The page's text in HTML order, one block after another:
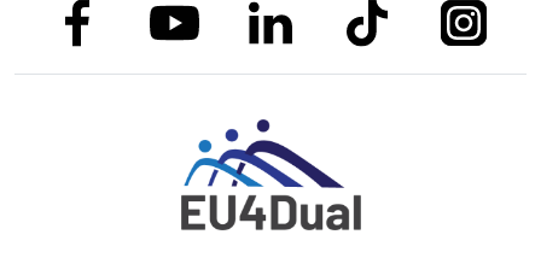
link to facebooklink to youtubelink to linkedinlink to tiktok link to